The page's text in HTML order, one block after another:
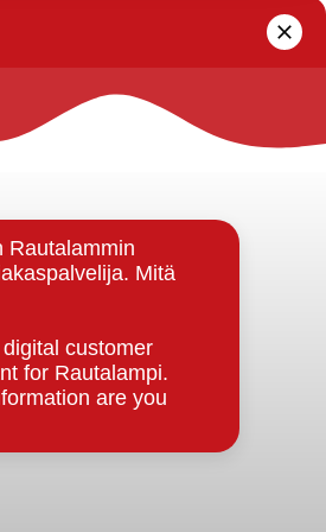
suunnitelmat, säännöt ja